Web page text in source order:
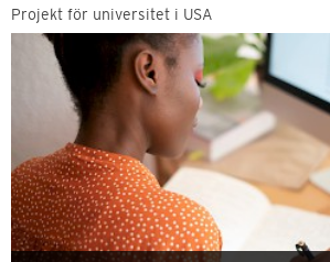
Projekt för universitet i USA